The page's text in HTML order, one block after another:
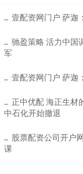
壹配资网门户 萨迦
驰盈策略 活力中国
军
壹配资网门户 萨迦
正中优配 海正生材
中石化开始撤退
股票配资公司开户
课